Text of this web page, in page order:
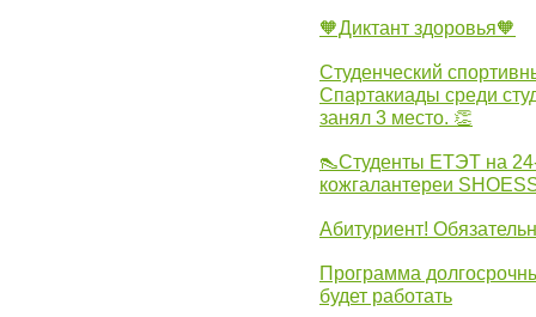
🧡Диктант здоровья🧡
Студенческий
Спартакиады среди
занял 3 место. 👏
👠Студенты ЕТЭТ на
кожгалантереи
Абитуриент!
Программа
будет работать